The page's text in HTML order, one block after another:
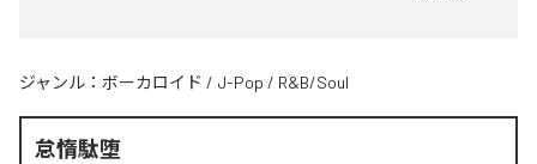
ジャンル： ボーカロイド / J-Pop / R&B/Soul
怠惰駄堕